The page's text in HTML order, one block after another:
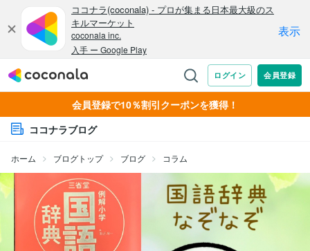
会員登録で10％割引クーポンを獲得！
ココナラブログ
ホーム ブログトップ ブログ コラム